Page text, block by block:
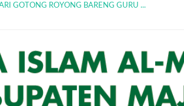
Hari Kedua PLS SM...
Jatiwangi Cetak Gener...
KEREN SMA ISLAM AL-MIZAN...
Islam Al-Mizan Jat...
Al-Mizan Siapkan Strat...